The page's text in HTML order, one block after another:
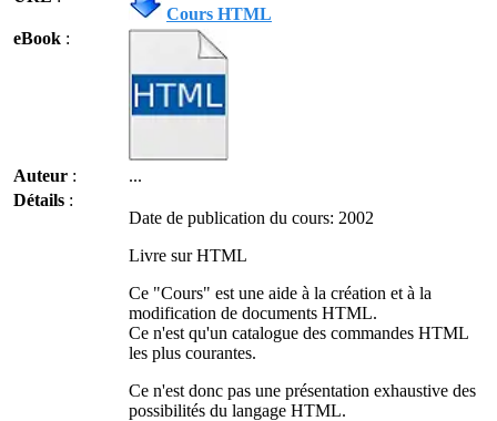
Cours HTML
eBook :
Auteur :
...
Détails :
Date de publication du cours: 2002
Livre sur HTML
Ce "Cours" est une aide à la création et à la
modification de documents HTML.
Ce n'est qu'un catalogue des commandes HTML
les plus courantes.
Ce n'est donc pas une présentation exhaustive des
possibilités du langage HTML.